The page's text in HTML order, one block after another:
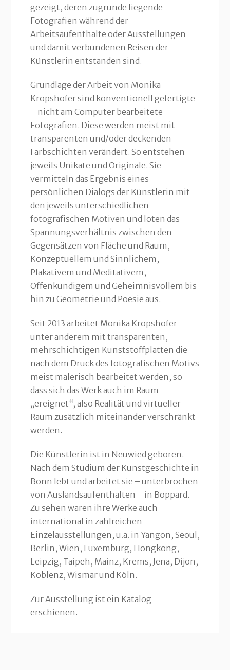
gezeigt, deren zugrunde liegende
Fotografien während der
Arbeitsaufenthalte oder Ausstellungen
und damit verbundenen Reisen der
Künstlerin entstanden sind.
Grundlage der Arbeit von Monika
Kropshofer sind konventionell gefertigte
– nicht am Computer bearbeitete –
Fotografien. Diese werden meist mit
transparenten und/oder deckenden
Farbschichten verändert. So entstehen
jeweils Unikate und Originale. Sie
vermitteln das Ergebnis eines
persönlichen Dialogs der Künstlerin mit
den jeweils unterschiedlichen
fotografischen Motiven und loten das
Spannungsverhältnis zwischen den
Gegensätzen von Fläche und Raum,
Konzeptuellem und Sinnlichem,
Plakativem und Meditativem,
Offenkundigem und Geheimnisvollem bis
hin zu Geometrie und Poesie aus.
Seit 2013 arbeitet Monika Kropshofer
unter anderem mit transparenten,
mehrschichtigen Kunststoffplatten die
nach dem Druck des fotografischen Motivs
meist malerisch bearbeitet werden, so
dass sich das Werk auch im Raum
„ereignet“, also Realität und virtueller
Raum zusätzlich miteinander verschränkt
werden.
Die Künstlerin ist in Neuwied geboren.
Nach dem Studium der Kunstgeschichte in
Bonn lebt und arbeitet sie – unterbrochen
von Auslandsaufenthalten – in Boppard.
Zu sehen waren ihre Werke auch
international in zahlreichen
Einzelausstellungen, u.a. in Yangon, Seoul,
Berlin, Wien, Luxemburg, Hongkong,
Leipzig, Taipeh, Mainz, Krems, Jena, Dijon,
Koblenz, Wismar und Köln.
Zur Ausstellung ist ein Katalog
erschienen.